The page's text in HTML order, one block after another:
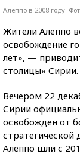
Алеппо в 2008 году.
Жители Алеппо
освобождение
лет», —
столицы» Сирии.
Вечером 22
Сирии
освобожден от
стратегической
Алеппо шли с